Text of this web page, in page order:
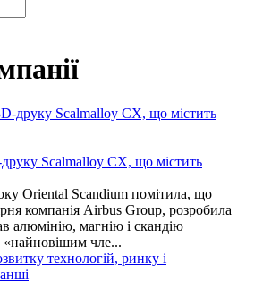
Scalmalloy CX, що містить
Oriental Scandium помітила, що
компанія Airbus Group, розробила
алюмінію, магнію і скандію
чле...